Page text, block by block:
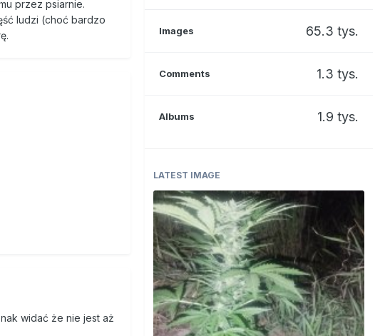
przez psiarnie.
ludzi (choć bardzo
widać że nie jest aż
Images 65.3 tys.
Comments 1.3 tys.
Albums 1.9 tys.
LATEST IMAGE